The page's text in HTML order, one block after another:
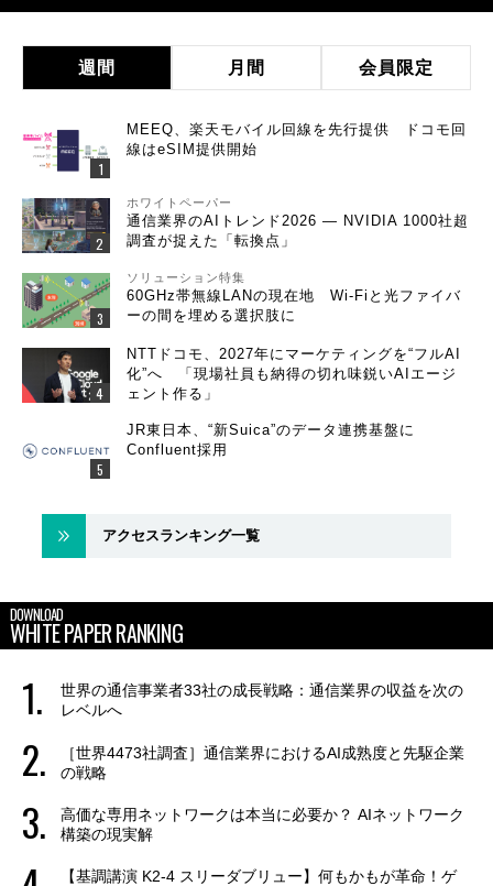
週間 月間 会員限定
MEEQ、楽天モバイル回線を先行提供 ドコモ回
線はeSIM提供開始
ホワイトペーパー
通信業界のAIトレンド2026 ― NVIDIA 1000社超
調査が捉えた「転換点」
ソリューション特集
60GHz帯無線LANの現在地 Wi-Fiと光ファイバ
ーの間を埋める選択肢に
NTTドコモ、2027年にマーケティングを“フルAI
化”へ 「現場社員も納得の切れ味鋭いAIエージ
ェント作る」
JR東日本、“新Suica”のデータ連携基盤に
Confluent採用
アクセスランキング一覧
DOWNLOAD
WHITE PAPER RANKING
世界の通信事業者33社の成長戦略：通信業界の収益を次の
レベルへ
［世界4473社調査］通信業界におけるAI成熟度と先駆企業
の戦略
高価な専用ネットワークは本当に必要か？ AIネットワーク
構築の現実解
【基調講演 K2-4 スリーダブリュー】何もかもが革命！ゲ